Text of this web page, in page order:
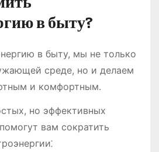
в быту?
в быту, мы не только
среде, но и делаем
и комфортным․
но эффективных
вам сократить